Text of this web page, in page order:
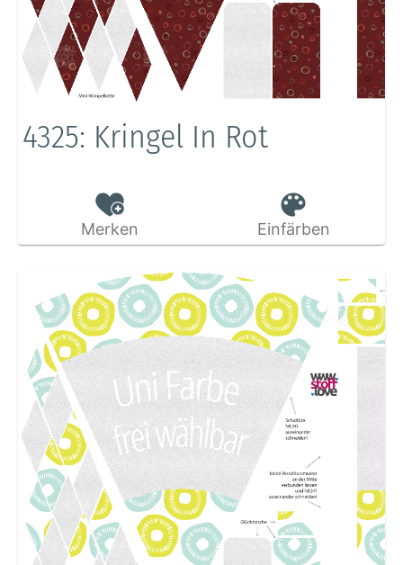
4325: Kringel In Rot
Merken Einfärben